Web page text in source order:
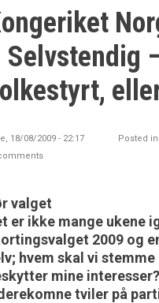
Selvstendig
18/08/2009 - 22:17 Posted in:
valget
er ikke mange ukene
2009 og
hvem skal vi stemme
mine
tviler på